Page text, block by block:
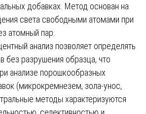
добавках. Метод основан на
света свободными атомами при
атомный пар.
анализ позволяет определять
без разрушения образца, что
анализе порошкообразных
(микрокремнезем, зола-унос,
методы характеризуются